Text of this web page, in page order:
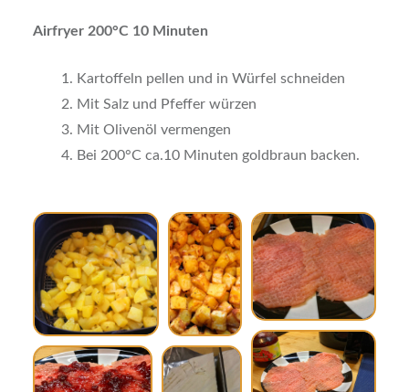
Airfryer 200°C 10 Minuten
Kartoffeln pellen und in Würfel schneiden
Mit Salz und Pfeffer würzen
Mit Olivenöl vermengen
Bei 200°C ca.10 Minuten goldbraun backen.